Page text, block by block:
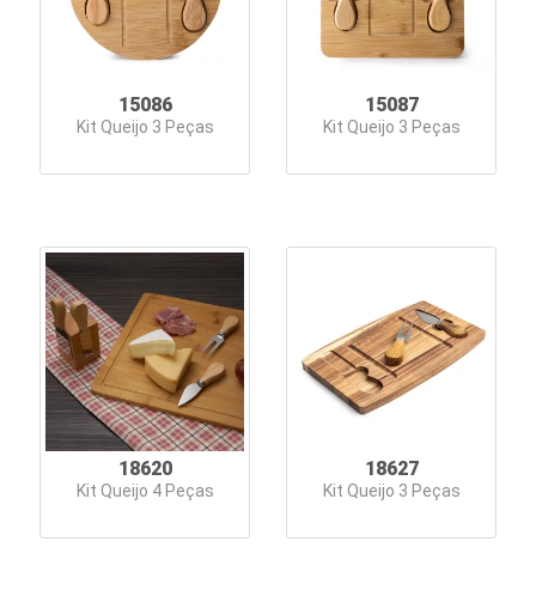
Lápis
Lapiseiras
Linha
Ecológica
Especial
Linha
Feminina
Linha
Masculina
Linha
Pet
15086
Kit Queijo 3 Peças
15087
Kit Queijo 3 Peças
18620
Kit Queijo 4 Peças
18627
Kit Queijo 3 Peças